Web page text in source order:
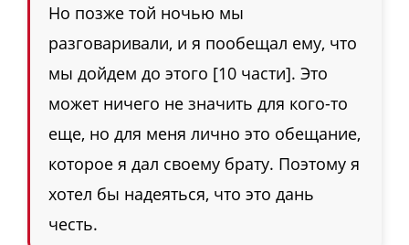
Но позже той ночью мы
разговаривали, и я пообещал ему, что
мы дойдем до этого [10 части]. Это
может ничего не значить для кого-то
еще, но для меня лично это обещание,
которое я дал своему брату. Поэтому я
хотел бы надеяться, что это дань
честь.